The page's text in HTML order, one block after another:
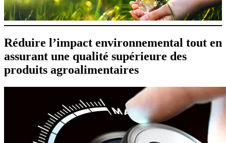
Réduire l’impact environnemental tout en
assurant une qualité supérieure des
produits agroalimentaires